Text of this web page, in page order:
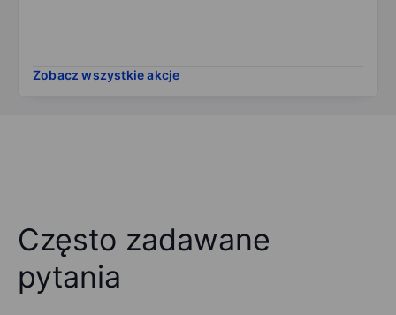
Zobacz wszystkie akcje
Często zadawane
pytania